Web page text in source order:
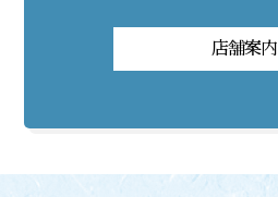
店舗案内